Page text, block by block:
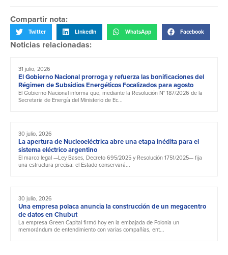
Compartir nota:
Twitter LinkedIn WhatsApp Facebook
Noticias relacionadas:
31 julio, 2026
El Gobierno Nacional prorroga y refuerza las bonificaciones del
Régimen de Subsidios Energéticos Focalizados para agosto
El Gobierno Nacional informa que, mediante la Resolución N° 187/2026 de la
Secretaría de Energía del Ministerio de Ec...
30 julio, 2026
La apertura de Nucleoeléctrica abre una etapa inédita para el
sistema eléctrico argentino
El marco legal —Ley Bases, Decreto 695/2025 y Resolución 1751/2025— fija
una estructura precisa: el Estado conservará...
30 julio, 2026
Una empresa polaca anuncia la construcción de un megacentro
de datos en Chubut
La empresa Green Capital firmó hoy en la embajada de Polonia un
memorándum de entendimiento con varias compañías, ent...